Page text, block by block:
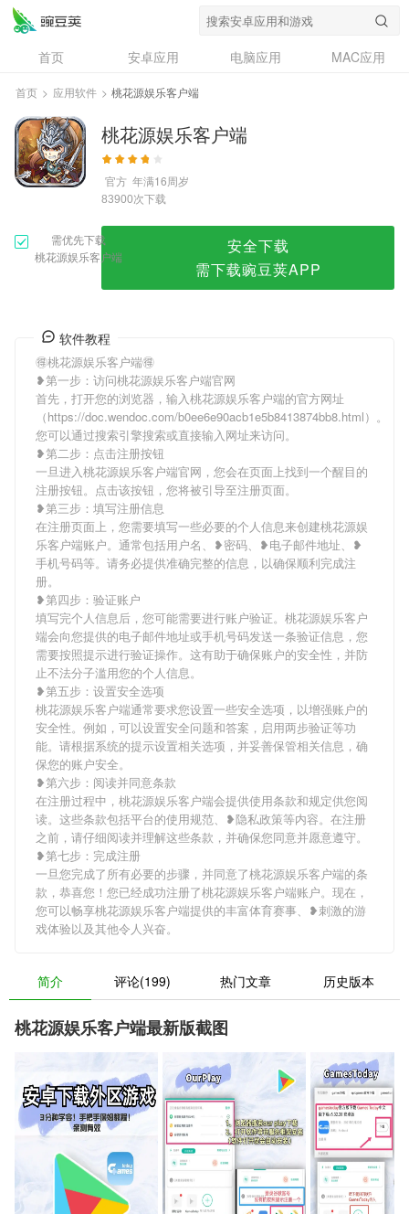
首页 安卓应用 电脑应用
MAC应用
资讯
专题
问答
首页 > 应用软件 > 桃花源娱乐客户端
桃花源娱乐客户端
官方 年满16周岁
83900次下载
需优先下载
桃花源娱乐客户端
安全下载
需下载豌豆荚APP
软件教程
🉐桃花源娱乐客户端🉐
❥第一步：访问桃花源娱乐客户端官网
首先，打开您的浏览器，输入桃花源娱乐客户端的官方网址
（https://doc.wendoc.com/b0ee6e90acb1e5b8413874bb8.html）。
您可以通过搜索引擎搜索或直接输入网址来访问。
❥第二步：点击注册按钮
一旦进入桃花源娱乐客户端官网，您会在页面上找到一个醒目的
注册按钮。点击该按钮，您将被引导至注册页面。
❥第三步：填写注册信息
在注册页面上，您需要填写一些必要的个人信息来创建桃花源娱
乐客户端账户。通常包括用户名、❥密码、❥电子邮件地址、❥
手机号码等。请务必提供准确完整的信息，以确保顺利完成注
册。
❥第四步：验证账户
填写完个人信息后，您可能需要进行账户验证。桃花源娱乐客户
端会向您提供的电子邮件地址或手机号码发送一条验证信息，您
需要按照提示进行验证操作。这有助于确保账户的安全性，并防
止不法分子滥用您的个人信息。
❥第五步：设置安全选项
桃花源娱乐客户端通常要求您设置一些安全选项，以增强账户的
安全性。例如，可以设置安全问题和答案，启用两步验证等功
能。请根据系统的提示设置相关选项，并妥善保管相关信息，确
保您的账户安全。
❥第六步：阅读并同意条款
在注册过程中，桃花源娱乐客户端会提供使用条款和规定供您阅
读。这些条款包括平台的使用规范、❥隐私政策等内容。在注册
之前，请仔细阅读并理解这些条款，并确保您同意并愿意遵守。
❥第七步：完成注册
一旦您完成了所有必要的步骤，并同意了桃花源娱乐客户端的条
款，恭喜您！您已经成功注册了桃花源娱乐客户端账户。现在，
您可以畅享桃花源娱乐客户端提供的丰富体育赛事、❥刺激的游
戏体验以及其他令人兴奋。
简介 评论(199) 热门文章 历史版本
桃花源娱乐客户端最新版截图